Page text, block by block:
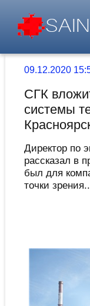
09.12.2020
СГК
системы
Директор по
рассказал в
был для
точки